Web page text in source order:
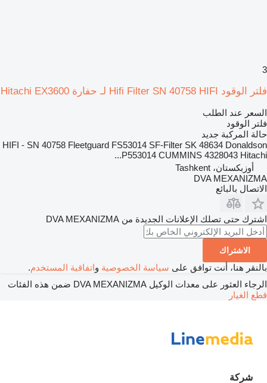
3
فلتر الوقود Hifi Filter SN 40758 HIFI لـ حفارة Hitachi EX3600
السعر عند الطلب
فلتر الوقود
حالة المركبة جديد
HIFI - SN 40758 Fleetguard FS53014 SF-Filter SK 48634 Donaldson
P553014 CUMMINS 4328043 Hitachi...
أوزبكستان، Tashkent
DVA MEXANIZMA
الاتصال بالبائع
اشترك حتى تصلك الإعلانات الجديدة من DVA MEXANIZMA
الاشتراك
بالنقر هنا، أنت توافق على سياسة الخصوصية واتفاقية المستخدم.
الرجاء العثور على معدات الوكيل DVA MEXANIZMA ضمن هذه الفئات
قطع الغيار
شركة